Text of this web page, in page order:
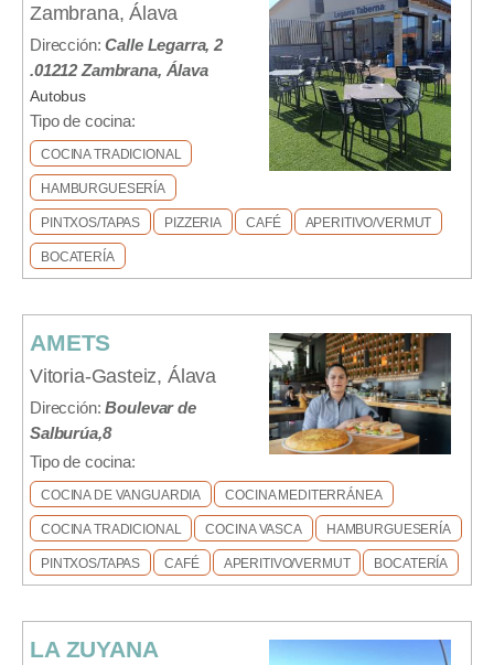
Zambrana, Álava
Dirección:Calle Legarra, 2
.01212 Zambrana, Álava
Autobus
Tipo de cocina:
COCINA TRADICIONAL
HAMBURGUESERÍA
PINTXOS/TAPAS PIZZERIA CAFÉ APERITIVO/VERMUT
BOCATERÍA
AMETS
Vitoria-Gasteiz, Álava
Dirección:Boulevar de
Salburúa,8
Tipo de cocina:
COCINA DE VANGUARDIA COCINA MEDITERRÁNEA
COCINA TRADICIONAL COCINA VASCA HAMBURGUESERÍA
PINTXOS/TAPAS CAFÉ APERITIVO/VERMUT BOCATERÍA
LA ZUYANA